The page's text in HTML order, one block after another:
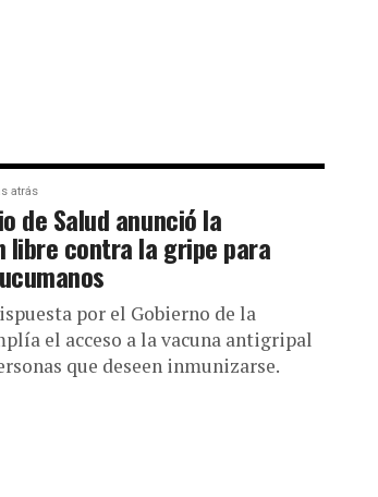
atrás
de Salud anunció la
libre contra la gripe para
por el Gobierno de la
el acceso a la vacuna antigripal
que deseen inmunizarse.